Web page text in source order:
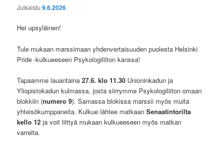
Julkaistu9.6.2026
Hei upsyläinen!
Tule mukaan marssimaan yhdenvertaisuuden puolesta Helsinki
Pride -kulkueeseen Psykologiliiton kanssa!
Tapaamme lauantaina 27.6. klo 11.30 Unioninkadun ja
Yliopistokadun kulmassa, josta siirrymme Psykologiliiton omaan
blokkiin (numero 9). Samassa blokissa marssii myös muita
yhteisökumppaneita. Kulkue lähtee matkaanSenaatintorilta
kello 12 ja voit liittyä mukaan kulkueeseen myös matkan
varrelta.